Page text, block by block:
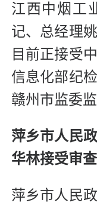
江西中烟工
记、总经理
目前正接受
信息化部纪
赣州市监委监
萍乡市人民
华林接受审
萍乡市人民